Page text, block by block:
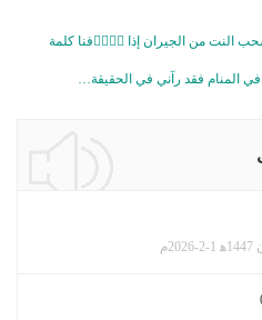
النت من الجيران إذا عٙرٙفنا كلمة
المنام فقد رآني في الحقيقة…